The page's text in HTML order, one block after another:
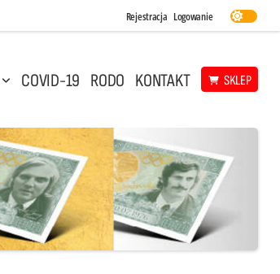
Rejestracja Logowanie
COVID-19 RODO KONTAKT SKLEP